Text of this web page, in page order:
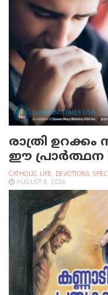
രാത്രി
ഈ
CATHOLIC LIFE, DEVOTIONS,
AUGUST 8, 2026